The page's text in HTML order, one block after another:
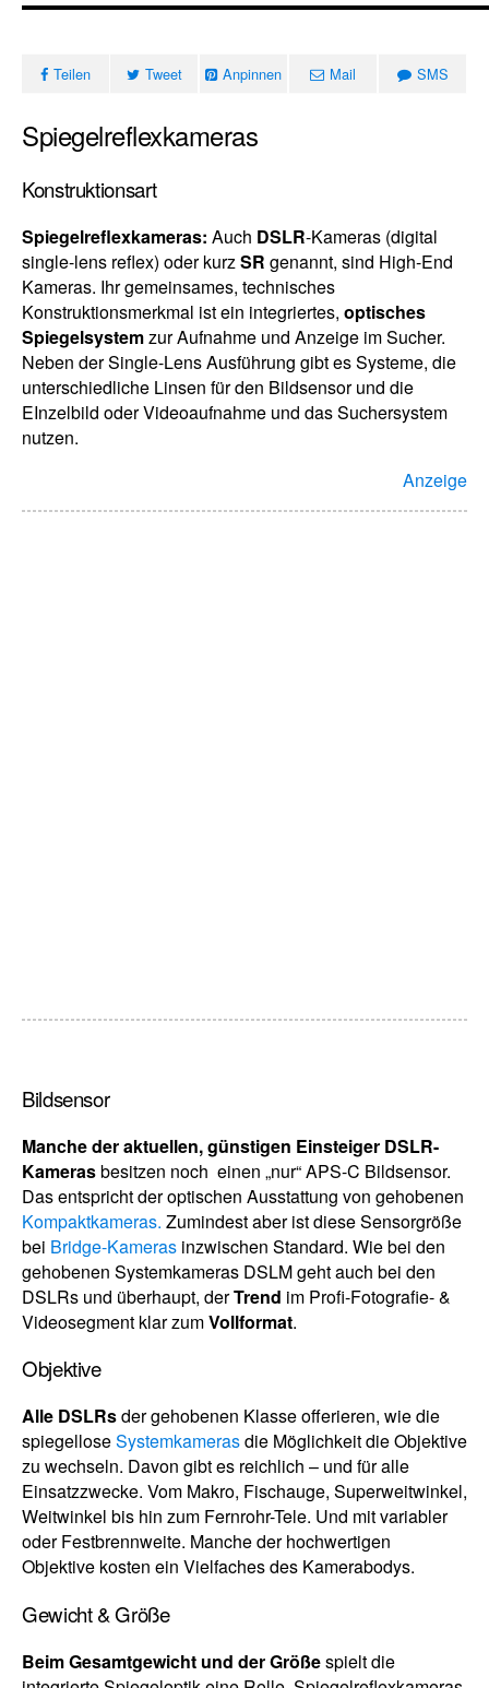
Teilen Tweet Anpinnen Mail SMS
Spiegelreflexkameras
Konstruktionsart
Spiegelreflexkameras: Auch DSLR-Kameras (digital
single-lens reflex) oder kurzSR genannt, sind High-End
Kameras. Ihr gemeinsames, technisches
Konstruktionsmerkmal ist ein integriertes, optisches
Spiegelsystemzur Aufnahme und Anzeige im Sucher.
Neben der Single-Lens Ausführung gibt es Systeme, die
unterschiedliche Linsen für den Bildsensor und die
EInzelbild oder Videoaufnahme und das Suchersystem
nutzen.
Anzeige
Bildsensor
Manche der aktuellen, günstigen Einsteiger DSLR-
Kamerasbesitzen noch einen „nur“ APS-C Bildsensor.
Das entspricht der optischen Ausstattung von gehobenen
Kompaktkameras. Zumindest aber ist diese Sensorgröße
bei Bridge-Kameras inzwischen Standard. Wie bei den
gehobenen Systemkameras DSLM geht auch bei den
DSLRs und überhaupt, derTrend im Profi-Fotografie- &
Videosegment klar zumVollformat.
Objektive
Alle DSLRsder gehobenen Klasse offerieren, wie die
spiegelloseSystemkamerasdie Möglichkeit die Objektive
zu wechseln. Davon gibt es reichlich – und für alle
Einsatzzwecke. Vom Makro, Fischauge, Superweitwinkel,
Weitwinkel bis hin zum Fernrohr-Tele. Und mit variabler
oder Festbrennweite. Manche der hochwertigen
Objektive kosten ein Vielfaches des Kamerabodys.
Gewicht & Größe
Beim Gesamtgewicht und der Größespielt die